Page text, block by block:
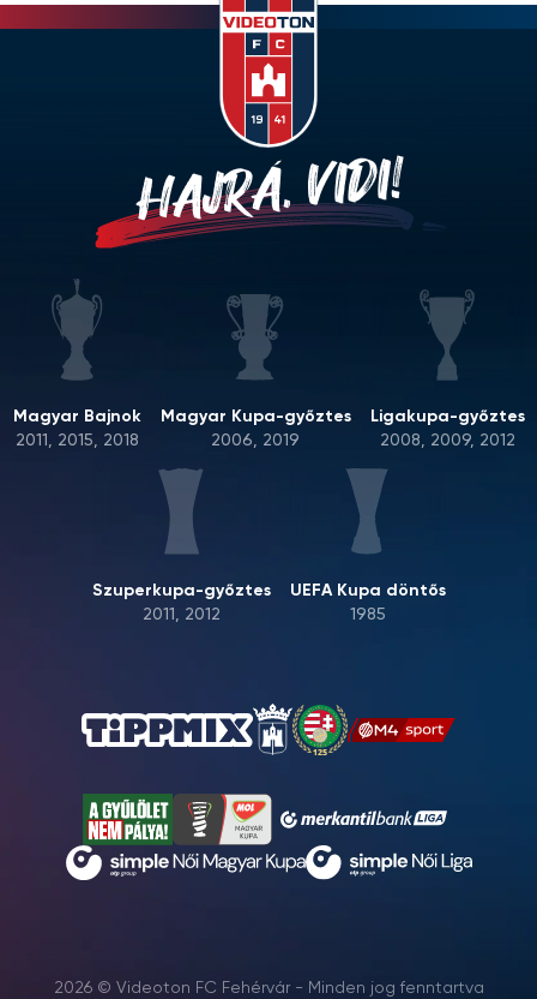
HAJRÁ, VIDI!
Magyar Bajnok
2011, 2015, 2018
Magyar Kupa-győztes
2006, 2019
Ligakupa-győztes
2008, 2009, 2012
Szuperkupa-győztes
2011, 2012
UEFA Kupa döntős
1985
2026 © Videoton FC Fehérvár - Minden jog fenntartva